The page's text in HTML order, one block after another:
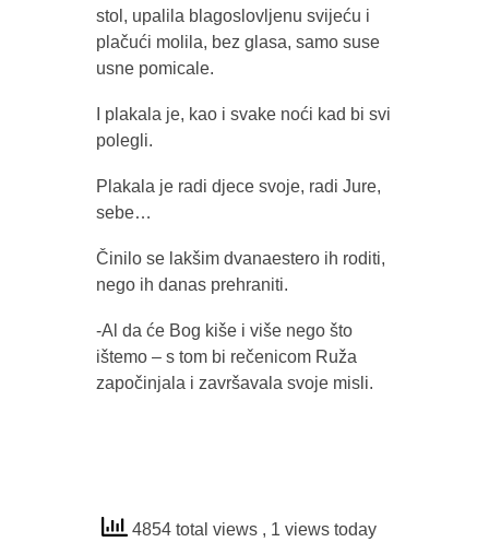
stol, upalila blagoslovljenu svijeću i
plačući molila, bez glasa, samo suse
usne pomicale.
I plakala je, kao i svake noći kad bi svi
polegli.
Plakala je radi djece svoje, radi Jure,
sebe…
Činilo se lakšim dvanaestero ih roditi,
nego ih danas prehraniti.
-Al da će Bog kiše i više nego što
ištemo – s tom bi rečenicom Ruža
započinjala i završavala svoje misli.
4854 total views , 1 views today